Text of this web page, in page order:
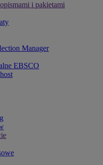
i pakietami
Manager
EBSCO